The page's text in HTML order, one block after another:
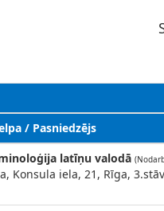
/ Pasniedzējs
latīņu valodā
Konsula iela, 21, Rīga,